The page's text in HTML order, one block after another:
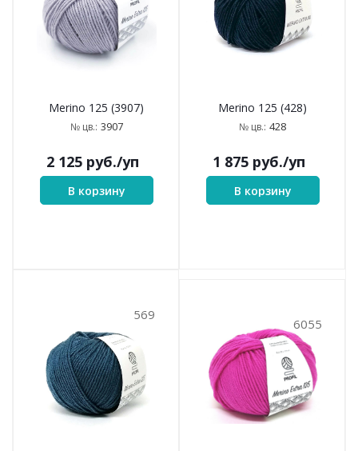
Merino 125 (3907)
№ цв.: 3907
2 125руб./уп
В корзину
Merino 125 (428)
№ цв.: 428
1 875руб./уп
В корзину
569
6055